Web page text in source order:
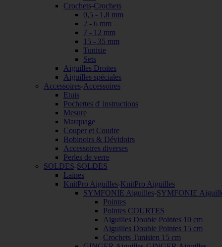
Crochets-Crochets
0,5 - 1,8 mm
2 - 6 mm
7 - 12 mm
15 - 35 mm
Tunisie
Sets
Aiguilles Droites
Aiguilles spéciales
Accessoires-Accessoires
Etuis
Pochettes d' instructions
Mesure
Marquage
Couper et Coudre
Bobinoirs & Dévidoirs
Accessoires diverses
Perles de verre
SOLDES-SOLDES
Laines
KnitPro Aiguilles-KnitPro Aiguilles
SYMFONIE Aiguilles-SYMFONIE
Pointes
Pointes COURTES
Aiguilles Double Pointes 10 cm
Aiguilles Double Pointes 15 cm
Crochets Tunisien 15 cm